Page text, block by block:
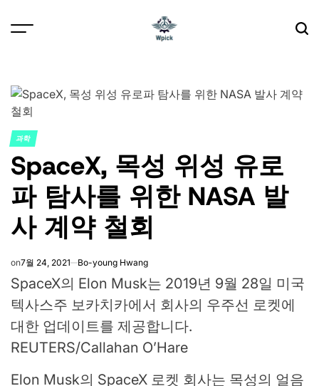
POSTED
IN
과학
SpaceX, 목성 위성 유로
파 탐사를 위한 NASA 발
사 계약 철회
on7월 24, 2021 Bo-young Hwang
SpaceX의 Elon Musk는 2019년 9월 28일 미국
텍사스주 보카치카에서 회사의 우주선 로켓에
대한 업데이트를 제공합니다.
REUTERS/Callahan O’Hare
Elon Musk의 SpaceX 로켓 회사는 목성의 얼음